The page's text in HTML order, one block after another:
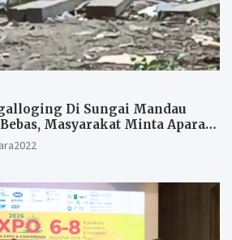
Di Sungai Mandau
Masyarakat Minta Aparat
Tangkap Aktor Dan